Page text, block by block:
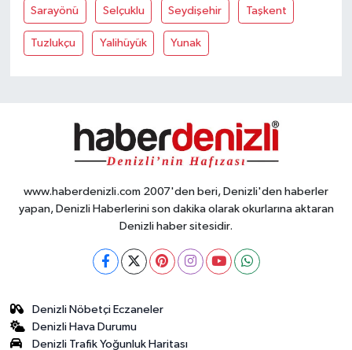
Sarayönü Selçuklu Seydişehir Taşkent
Tuzlukçu Yalihüyük Yunak
www.haberdenizli.com 2007'den beri, Denizli'den haberler
yapan, Denizli Haberlerini son dakika olarak okurlarına aktaran
Denizli haber sitesidir.
Denizli Nöbetçi Eczaneler
Denizli Hava Durumu
Denizli Trafik Yoğunluk Haritası